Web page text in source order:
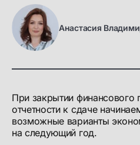
При закрытии финансового
отчетности к сдаче
возможные варианты
на следующий год.
Анастасия